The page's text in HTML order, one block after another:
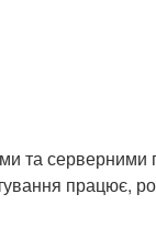
та серверними
працює,